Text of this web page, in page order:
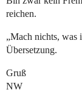
reichen.
„Mach nichts, was
Übersetzung.
Gruß
NW